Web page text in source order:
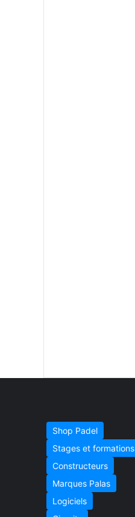
Shop Padel
Stages et formations
Constructeurs
Marques Palas
Logiciels